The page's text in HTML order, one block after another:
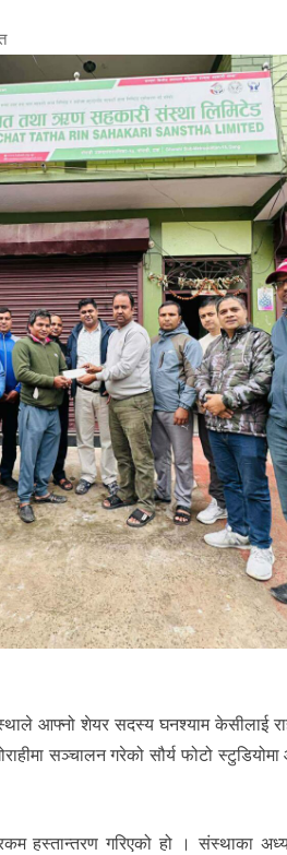
आफ्नो शेयर सदस्य घनश्याम केसीलाई
सञ्चालन गरेको सौर्य फोटो
हस्तान्तरण गरिएको हो । संस्थाका